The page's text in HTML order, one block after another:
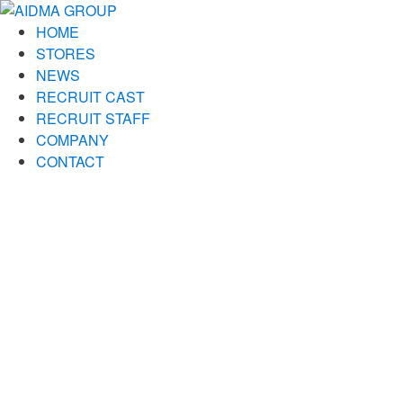
HOME
STORES
NEWS
RECRUIT CAST
RECRUIT STAFF
COMPANY
CONTACT